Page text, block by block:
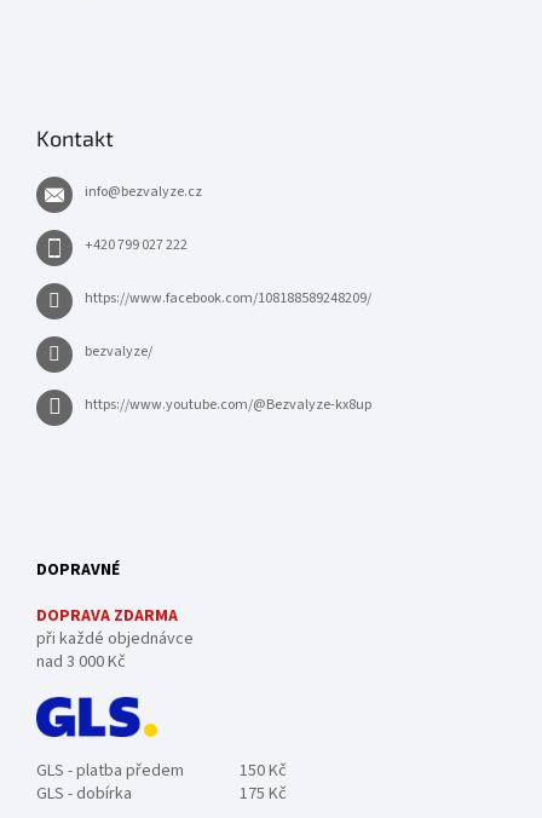
Kontakt
info@bezvalyze.cz
+420 799 027 222
https://www.facebook.com/108188589248209/
bezvalyze/
https://www.youtube.com/@Bezvalyze-kx8up
DOPRAVNÉ
DOPRAVA ZDARMA
při každé objednávce
nad 3 000 Kč
GLS - platba předem
150 Kč
GLS - dobírka
175 Kč